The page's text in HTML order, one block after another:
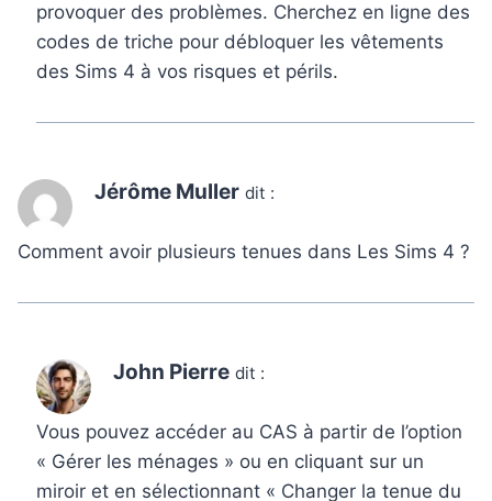
provoquer des problèmes. Cherchez en ligne des
codes de triche pour débloquer les vêtements
des Sims 4 à vos risques et périls.
Jérôme Muller dit :
Comment avoir plusieurs tenues dans Les Sims 4 ?
John Pierre dit :
Vous pouvez accéder au CAS à partir de l’option
« Gérer les ménages » ou en cliquant sur un
miroir et en sélectionnant « Changer la tenue du